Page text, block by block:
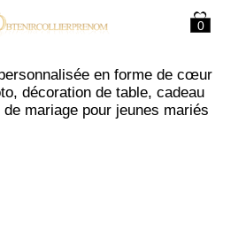
0
en forme de cœur
décoration de table, cadeau
mariage pour jeunes mariés